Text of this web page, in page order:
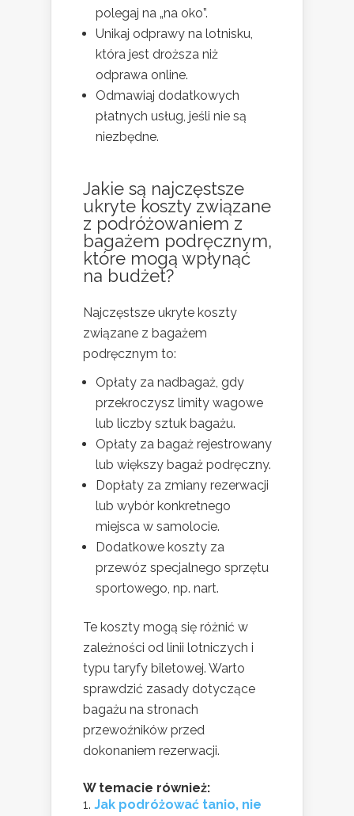
polegaj na „na oko”.
Unikaj odprawy na lotnisku,
która jest droższa niż
odprawa online.
Odmawiaj dodatkowych
płatnych usług, jeśli nie są
niezbędne.
Jakie są najczęstsze
ukryte koszty związane
z podróżowaniem z
bagażem podręcznym,
które mogą wpłynąć
na budżet?
Najczęstsze ukryte koszty
związane z bagażem
podręcznym to:
Opłaty za nadbagaż, gdy
przekroczysz limity wagowe
lub liczby sztuk bagażu.
Opłaty za bagaż rejestrowany
lub większy bagaż podręczny.
Dopłaty za zmiany rezerwacji
lub wybór konkretnego
miejsca w samolocie.
Dodatkowe koszty za
przewóz specjalnego sprzętu
sportowego, np. nart.
Te koszty mogą się różnić w
zależności od linii lotniczych i
typu taryfy biletowej. Warto
sprawdzić zasady dotyczące
bagażu na stronach
przewoźników przed
dokonaniem rezerwacji.
W temacie również:
Jak podróżować tanio, nie